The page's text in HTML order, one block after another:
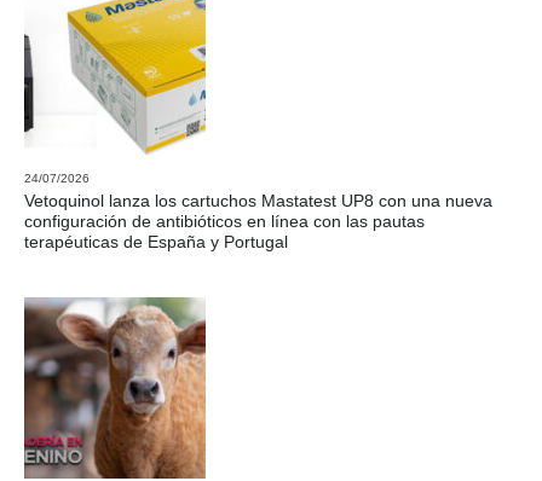
24/07/2026
Vetoquinol lanza los cartuchos Mastatest UP8 con una nueva
configuración de antibióticos en línea con las pautas
terapéuticas de España y Portugal